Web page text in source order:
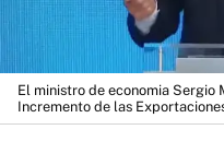
El ministro de economia Sergio
Incremento de las